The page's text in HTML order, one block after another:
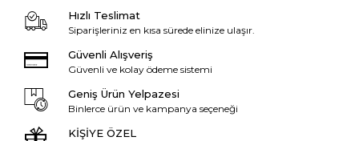
Hızlı Teslimat
Siparişleriniz en kısa sürede elinize ulaşır.
Güvenli Alışveriş
Güvenli ve kolay ödeme sistemi
Geniş Ürün Yelpazesi
Binlerce ürün ve kampanya seçeneği
KİŞİYE ÖZEL